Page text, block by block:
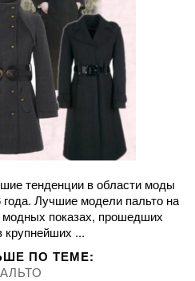
тенденции в области моды
года. Лучшие модели пальто на
показах, прошедших
крупнейших ...
ПО ТЕМE: